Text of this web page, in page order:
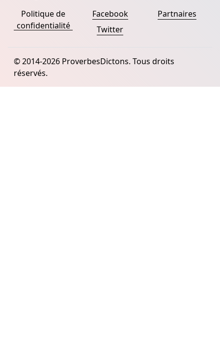
Politique de
confidentialité
Facebook
Twitter
Partnaires
© 2014-2026 ProverbesDictons. Tous droits
réservés.